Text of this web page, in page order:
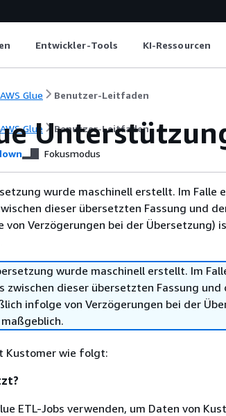
Entwickler-Tools KI-Ressourcen
AWS Glue Benutzer-Leitfaden
AWS Glue Benutzer-Leitfaden
Fokusmodus
wurde maschinell erstellt. Im Falle
dieser übersetzten Fassung und
von Verzögerungen bei der Übersetzung)
wurde maschinell erstellt. Im
zwischen dieser übersetzten Fassung und
infolge von Verzögerungen bei der
Kustomer wie folgt:
ETL-Jobs verwenden, um Daten von